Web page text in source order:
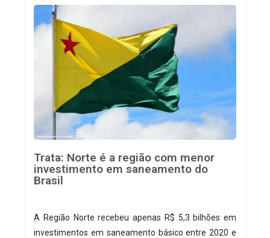
Trata: Norte é a região com menor
investimento em saneamento do
Brasil
A Região Norte recebeu apenas R$ 5,3 bilhões em
investimentos em saneamento básico entre 2020 e